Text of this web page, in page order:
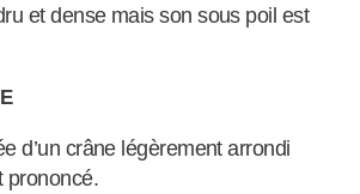
et dense mais son sous poil est
d’un crâne légèrement arrondi
prononcé.